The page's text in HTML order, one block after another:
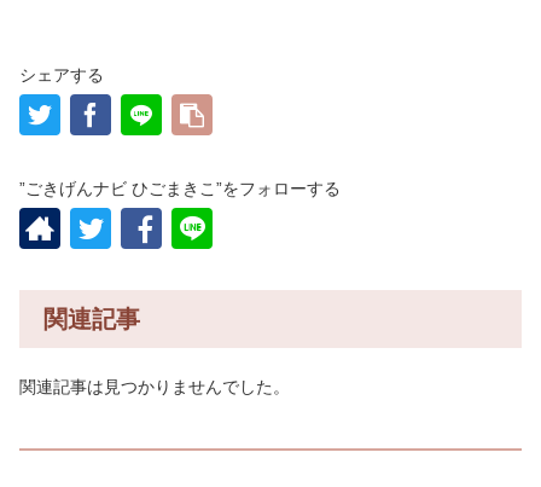
シェアする
”ごきげんナビ ひごまきこ”をフォローする
関連記事
関連記事は見つかりませんでした。